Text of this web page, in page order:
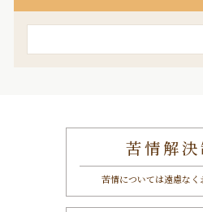
苦情解
苦情については遠慮なく